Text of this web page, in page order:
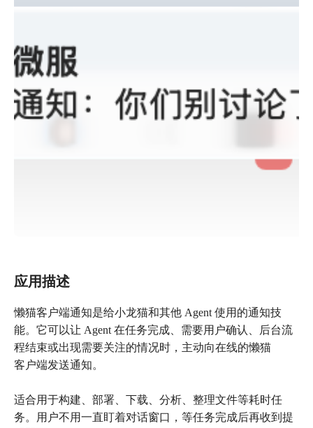
应用描述
懒猫客户端通知是给小龙猫和其他 Agent 使用的通知技
能。它可以让 Agent 在任务完成、需要用户确认、后台流
程结束或出现需要关注的情况时，主动向在线的懒猫
客户端发送通知。
适合用于构建、部署、下载、分析、整理文件等耗时任
务。用户不用一直盯着对话窗口，等任务完成后再收到提